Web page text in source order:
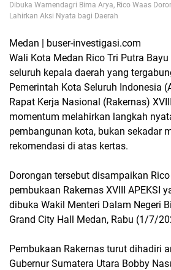
Dibuka Wamendagri Bima Arya, Rico Waas
Lahirkan Aksi Nyata bagi Daerah
Medan | buser-investigasi.com
Wali Kota Medan Rico Tri Putra
seluruh kepala daerah yang
Pemerintah Kota Seluruh Indonesia
Rapat Kerja Nasional (Rakernas)
momentum melahirkan langkah
pembangunan kota, bukan sekadar
rekomendasi di atas kertas.
Dorongan tersebut disampaikan
pembukaan Rakernas XVIII APEKSI
dibuka Wakil Menteri Dalam Negeri
Grand City Hall Medan, Rabu (1/7/
Pembukaan Rakernas turut dihadiri
Gubernur Sumatera Utara Bobby